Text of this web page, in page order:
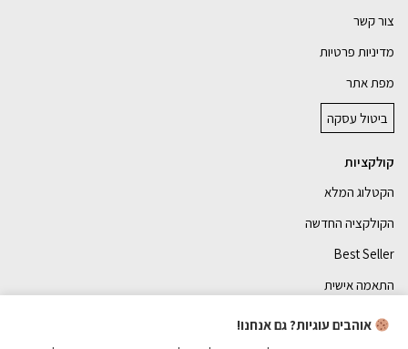
צור קשר
מדיניות פרטיות
מפת אתר
ביטול עסקה
קולקציות
הקטלוג המלא
הקולקציה החדשה
Best Seller
התאמה אישית
אוהבים עוגיות? גם אנחנו!